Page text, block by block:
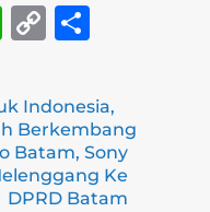
W
at
s
A
p
C
p
y
Li
n
ar
e
Indonesia,
Berkembang
Batam, Sony
Ke
DPRD Batam